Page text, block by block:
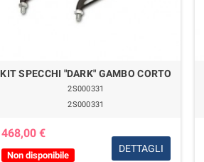
KIT SPECCHI "DARK" GAMBO CORTO
2S000331
2S000331
468,00 €
Non disponibile
DETTAGLI